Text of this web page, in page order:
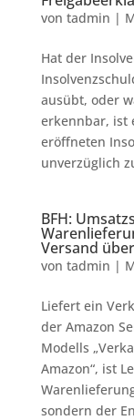
von tadmin |
Hat der
ausübt, oder
erkennbar, ist
eröffneten
unverzüglich
BFH:
Versand
von tadmin |
Liefert ein
der Amazon
Modells
Amazon“, ist
sondern der